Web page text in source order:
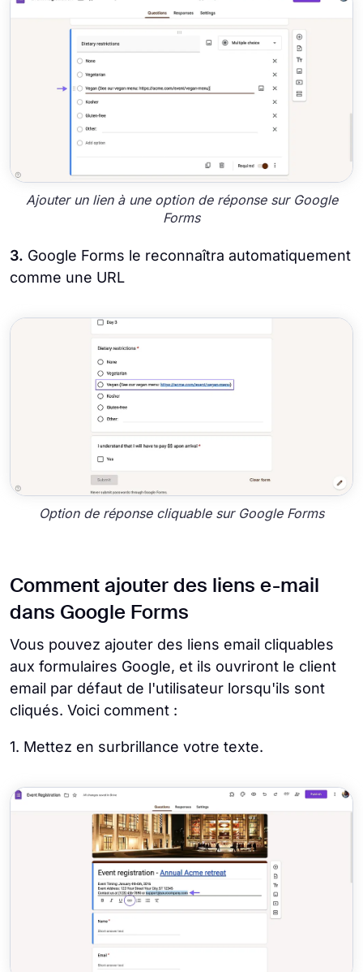
Ajouter un lien à une option de réponse sur Google
Forms
3. Google Forms le reconnaîtra automatiquement
comme une URL
Option de réponse cliquable sur Google Forms
Comment ajouter des liens e-mail
dans Google Forms
Vous pouvez ajouter des liens email cliquables
aux formulaires Google, et ils ouvriront le client
email par défaut de l'utilisateur lorsqu'ils sont
cliqués. Voici comment :
1. Mettez en surbrillance votre texte.